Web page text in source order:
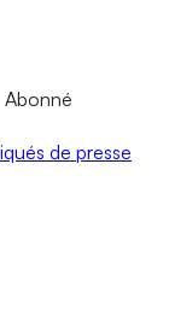
Abonné
de presse